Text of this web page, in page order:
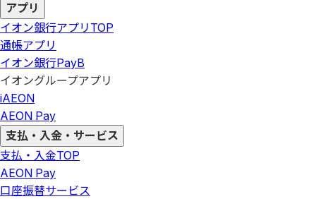
アプリ
イオン銀行アプリ TOP
通帳アプリ
イオン銀行PayB
イオングループアプリ
iAEON
AEON Pay
支払・入金・サービス
支払・入金TOP
AEON Pay
口座振替サービス